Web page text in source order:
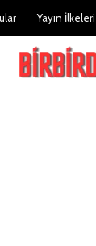
Yayın İlkeleri